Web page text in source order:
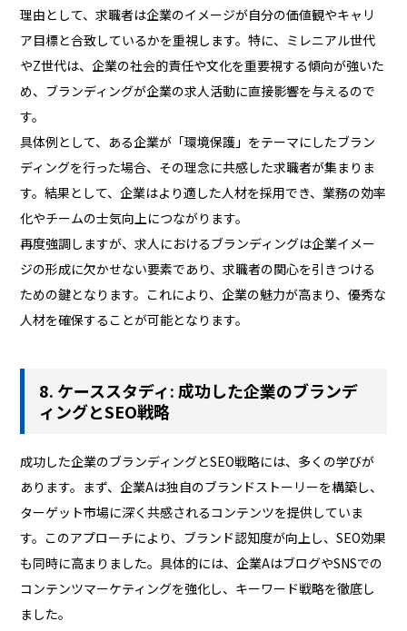
理由として、求職者は企業のイメージが自分の価値観やキャリ
ア目標と合致しているかを重視します。特に、ミレニアル世代
やZ世代は、企業の社会的責任や文化を重要視する傾向が強いた
め、ブランディングが企業の求人活動に直接影響を与えるので
す。
具体例として、ある企業が「環境保護」をテーマにしたブラン
ディングを行った場合、その理念に共感した求職者が集まりま
す。結果として、企業はより適した人材を採用でき、業務の効率
化やチームの士気向上につながります。
再度強調しますが、求人におけるブランディングは企業イメー
ジの形成に欠かせない要素であり、求職者の関心を引きつける
ための鍵となります。これにより、企業の魅力が高まり、優秀な
人材を確保することが可能となります。
8. ケーススタディ: 成功した企業のブランデ
ィングとSEO戦略
成功した企業のブランディングとSEO戦略には、多くの学びが
あります。まず、企業Aは独自のブランドストーリーを構築し、
ターゲット市場に深く共感されるコンテンツを提供していま
す。このアプローチにより、ブランド認知度が向上し、SEO効果
も同時に高まりました。具体的には、企業AはブログやSNSでの
コンテンツマーケティングを強化し、キーワード戦略を徹底し
ました。